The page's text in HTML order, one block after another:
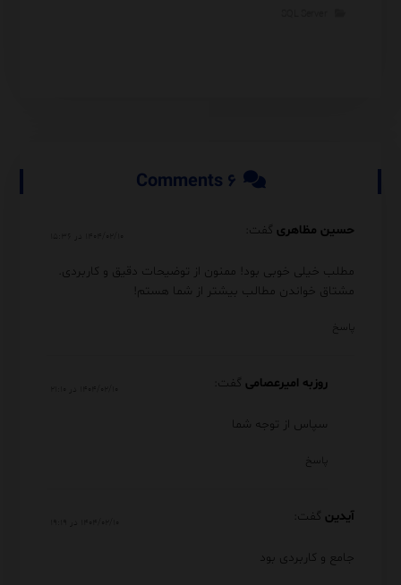
۶ Comments
حسین مظاهری گفت:
مطلب خیلی خوبی بود! ممنون از توضیحات دقیق و کاربردی.
مشتاق خواندن مطالب بیشتر از شما هستم!
پاسخ
روزبه امیرعصامی گفت:
سپاس از توجه شما
پاسخ
آیدین گفت:
جامع و کاربردی بود